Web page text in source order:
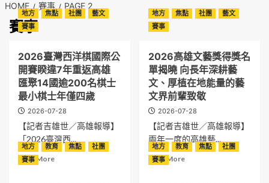
HOME 賽事 PAGE 2
賽事
地方 焦點 社團
藝文
賽事
2026臺灣西洋棋國際公
開賽睽違7年重返高雄
匯聚14國逾200名棋士
最小棋士年僅四歲
2026-07-28
【記者吉雄世／高雄報導】
「2026臺灣西...
Read MoreRead
地方 焦點 社團
藝文
賽事
2026高雄文藝獎得獎名
單揭曉 向長年深耕藝
文、厚植在地能量的藝
文界前輩致敬
2026-07-28
【記者吉雄世／高雄報導】
兩年一度的高雄藝...
Read MoreRead
地方 教育 焦點
社團
賽事
地方 教育 焦點
社團
賽事